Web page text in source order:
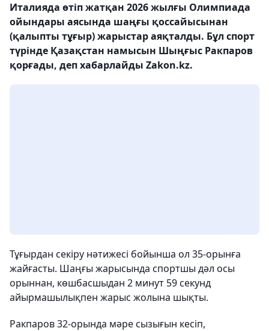
Италияда өтіп жатқан 2026 жылғы Олимпиада
ойындары аясында шаңғы қоссайысынан
(қалыпты тұғыр) жарыстар аяқталды. Бұл спорт
түрінде Қазақстан намысын Шыңғыс Ракпаров
қорғады, деп хабарлайды Zakon.kz.
Тұғырдан секіру нәтижесі бойынша ол 35-орынға
жайғасты. Шаңғы жарысында спортшы дәл осы
орыннан, көшбасшыдан 2 минут 59 секунд
айырмашылықпен жарыс жолына шықты.
Ракпаров 32-орында мәре сызығын кесіп,